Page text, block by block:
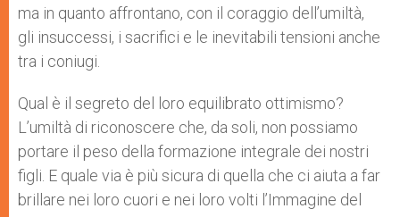
ma in quanto affrontano, con il coraggio dell’umiltà,
gli insuccessi, i sacrifici e le inevitabili tensioni anche
tra i coniugi.
Qual è il segreto del loro equilibrato ottimismo?
L’umiltà di riconoscere che, da soli, non possiamo
portare il peso della formazione integrale dei nostri
figli. E quale via è più sicura di quella che ci aiuta a far
brillare nei loro cuori e nei loro volti l’Immagine del